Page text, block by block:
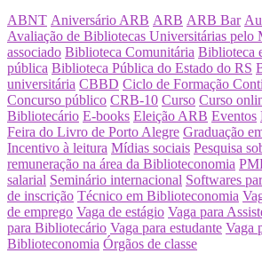
ABNT Aniversário ARB ARB ARB Bar
Avaliação de Bibliotecas Universitárias pelo
associado Biblioteca Comunitária Biblioteca
pública Biblioteca Pública do Estado do RS
universitária CBBD Ciclo de Formação
Concurso público CRB-10 Curso Curso
Bibliotecário E-books Eleição ARB Eventos
Feira do Livro de Porto Alegre Graduação
Incentivo à leitura Mídias sociais Pesquisa
remuneração na área da Biblioteconomia
salarial Seminário internacional Softwares
de inscrição Técnico em Biblioteconomia
de emprego Vaga de estágio Vaga para
para Bibliotecário Vaga para estudante Vaga
Biblioteconomia Órgãos de classe